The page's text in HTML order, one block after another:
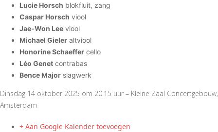
Lucie Horsch blokfluit, zang
Caspar Horsch viool
Jae-Won Lee viool
Michael Gieler altviool
Honorine Schaeffer cello
Léo Genet contrabas
Bence Major slagwerk
Dinsdag 14 oktober 2025 om 20.15 uur – Kleine Zaal Concertgebouw,
Amsterdam
+ Aan Google Kalender toevoegen